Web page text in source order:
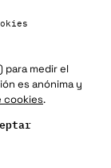
para medir el
es anónima y
cookies.